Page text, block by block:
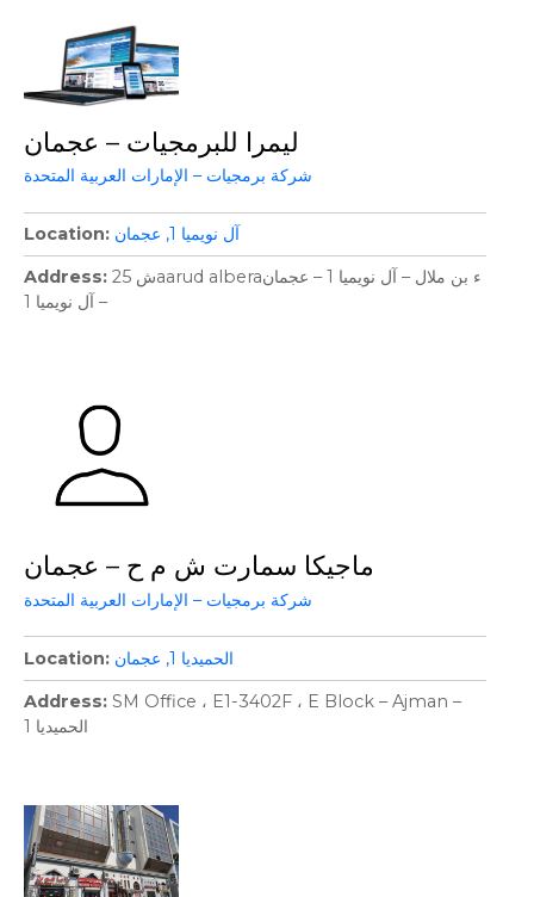
ليمرا للبرمجيات – عجمان
شركة برمجيات – الإمارات العربية المتحدة
Location آل نويميا 1 عجمان
Address 25 شaarud alberaء بن ملال – آل نويميا 1 – عجمان
– آل نويميا 1
ماجيكا سمارت ش م ح – عجمان
شركة برمجيات – الإمارات العربية المتحدة
Location الحميديا ​​1 عجمان
Address SM Office ، E1-3402F ، E Block – Ajman –
الحميديا ​​1